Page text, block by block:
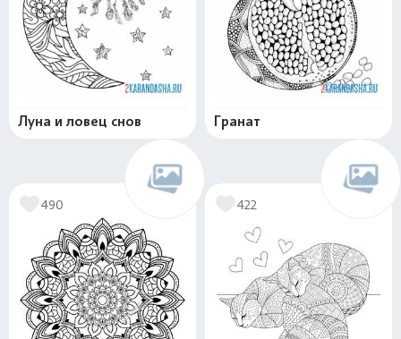
Луна и ловец снов Гранат
490 422